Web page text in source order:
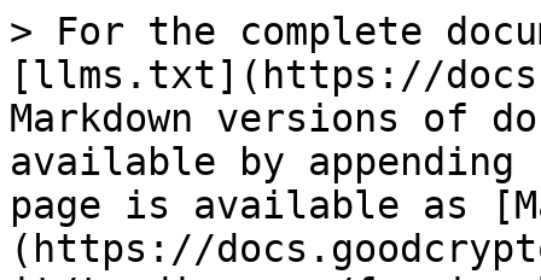
> For the complete
[llms.txt](https://
Markdown versions of
available by
page is available as
(https://